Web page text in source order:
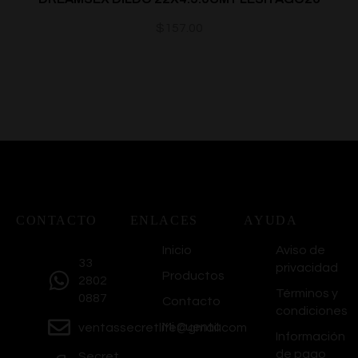
CONTACTO
33
2802
0887
ventassecretlife@gmail.com
ENLACES
Inicio
Productos
Contacto
Mi Cuenta
AYUDA
Aviso de
privacidad
Términos y
condiciones
Información
de pago